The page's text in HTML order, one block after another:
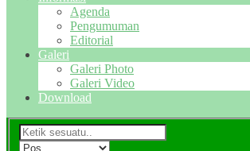
Agenda
Pengumuman
Editorial
Galeri
Galeri Photo
Galeri Video
Download